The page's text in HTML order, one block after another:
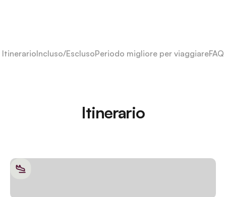
ItinerarioIncluso/EsclusoPeriodo migliore per viaggiareFAQ
Itinerario